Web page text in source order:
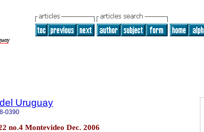
Uruguay
0390
no.4 Montevideo Dec. 2006